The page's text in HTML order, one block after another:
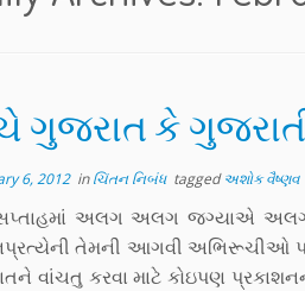
ગુજરાત કે
6, 2012inચિંતન નિબંધ taggedઅશોક વૈષ્ણવ
અલગ અલગ જ્ગ્યાએ અલગ
તેમની આગવી અભિરૂચીઓ
વાંચતુ કરવા માટે કોઇપણ